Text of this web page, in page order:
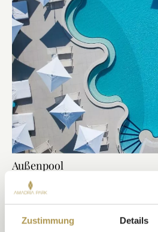
Zustimmung Details
Außenpool
Lassen Sie sich in unserem
treiben, der nur Spa-Gästen
Massagedüsen, sanften Fontänen
bietet er Raum zum Durchatmen,
Entspannen an der frischen Luft.